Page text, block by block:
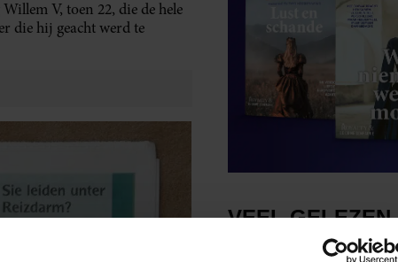
V, toen 22, die de hele
die hij geacht werd te